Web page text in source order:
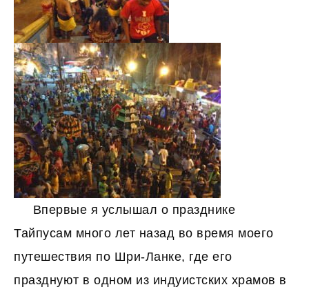
Впервые я услышал о празднике
Тайпусам много лет назад во время моего
путешествия по Шри-Ланке, где его
празднуют в одном из индуистских храмов в